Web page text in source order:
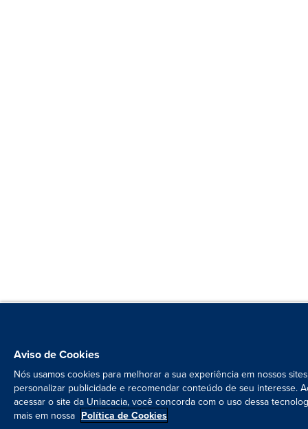
Aviso de Cookies
Nós usamos cookies para melhorar a sua experiência em nossos
personalizar publicidade e recomendar conteúdo de seu interesse.
acessar o site da Uniacacia, você concorda com o uso dessa
mais em nossa Política de Cookies